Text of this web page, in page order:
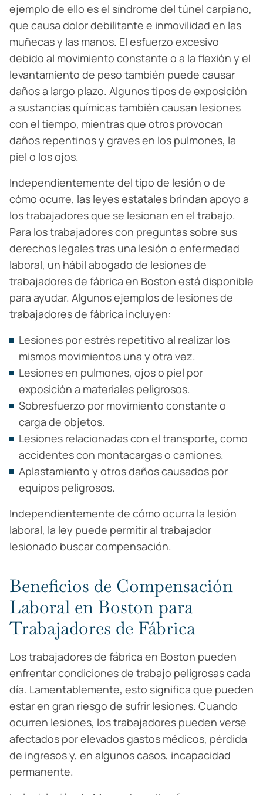
ejemplo de ello es el síndrome del túnel carpiano,
que causa dolor debilitante e inmovilidad en las
muñecas y las manos. El esfuerzo excesivo
debido al movimiento constante o a la flexión y el
levantamiento de peso también puede causar
daños a largo plazo. Algunos tipos de exposición
a sustancias químicas también causan lesiones
con el tiempo, mientras que otros provocan
daños repentinos y graves en los pulmones, la
piel o los ojos.
Independientemente del tipo de lesión o de
cómo ocurre, las leyes estatales brindan apoyo a
los trabajadores que se lesionan en el trabajo.
Para los trabajadores con preguntas sobre sus
derechos legales tras una lesión o enfermedad
laboral, un hábil abogado de lesiones de
trabajadores de fábrica en Boston está disponible
para ayudar. Algunos ejemplos de lesiones de
trabajadores de fábrica incluyen:
Lesiones por estrés repetitivo al realizar los
mismos movimientos una y otra vez.
Lesiones en pulmones, ojos o piel por
exposición a materiales peligrosos.
Sobresfuerzo por movimiento constante o
carga de objetos.
Lesiones relacionadas con el transporte, como
accidentes con montacargas o camiones.
Aplastamiento y otros daños causados por
equipos peligrosos.
Independientemente de cómo ocurra la lesión
laboral, la ley puede permitir al trabajador
lesionado buscar compensación.
Beneficios de Compensación
Laboral en Boston para
Trabajadores de Fábrica
Los trabajadores de fábrica en Boston pueden
enfrentar condiciones de trabajo peligrosas cada
día. Lamentablemente, esto significa que pueden
estar en gran riesgo de sufrir lesiones. Cuando
ocurren lesiones, los trabajadores pueden verse
afectados por elevados gastos médicos, pérdida
de ingresos y, en algunos casos, incapacidad
permanente.